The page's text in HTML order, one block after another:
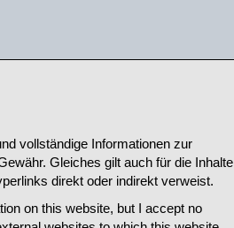
vollständige Informationen zur
Gleiches gilt auch für die Inhalte
direkt oder indirekt verweist.
on this website, but I accept no